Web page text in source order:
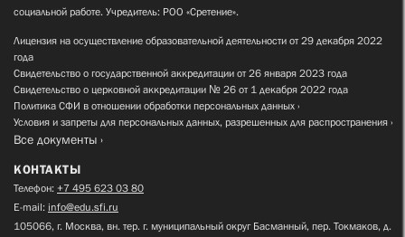
социальной работе. Учредитель: РОО «Сретение».
Лицензия на осуществление образовательной деятельности от 29 декабря 2022
года
Свидетельство о государственной аккредитации от 26 января 2023 года
Свидетельство о церковной аккредитации № 26 от 1 декабря 2022 года
Политика СФИ в отношении обработки персональных данных
Условия и запреты для персональных данных, разрешенных для распространения
Все документы
КОНТАКТЫ
Телефон: +7 495 623 03 80
E-mail: info@edu.sfi.ru
105066, г. Москва, вн. тер. г. муниципальный округ Басманный, пер. Токмаков, д.